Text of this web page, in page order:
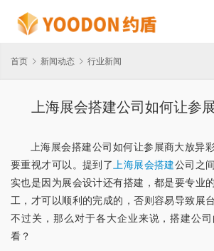
首页 新闻动态 行业新闻
上海展会搭建公司如何让参
上海展会搭建公司如何让参展商大放异
要重视才可以。提到了 上海展会搭建公司之
实也是因为展会设计还有搭建，都是要专业
工，才可以顺利的完成的，否则容易导致展
不过关，那么对于各大企业来说，搭建公
看？